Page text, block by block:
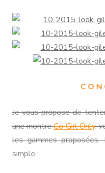
C O N
Je vous propose de
une montreGo Girl Only,
les gammes
simple :